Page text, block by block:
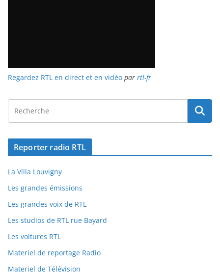
Regardez RTL en direct et en vidéo par rtl-fr
Reporter radio RTL
La Villa Louvigny
Les grandes émissions
Les grandes voix de RTL
Les studios de RTL rue Bayard
Les voitures RTL
Materiel de reportage Radio
Materiel de Télévision